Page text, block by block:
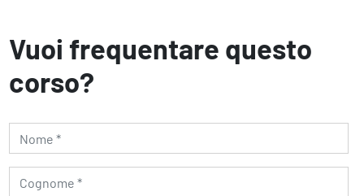
Vuoi frequentare questo
corso?